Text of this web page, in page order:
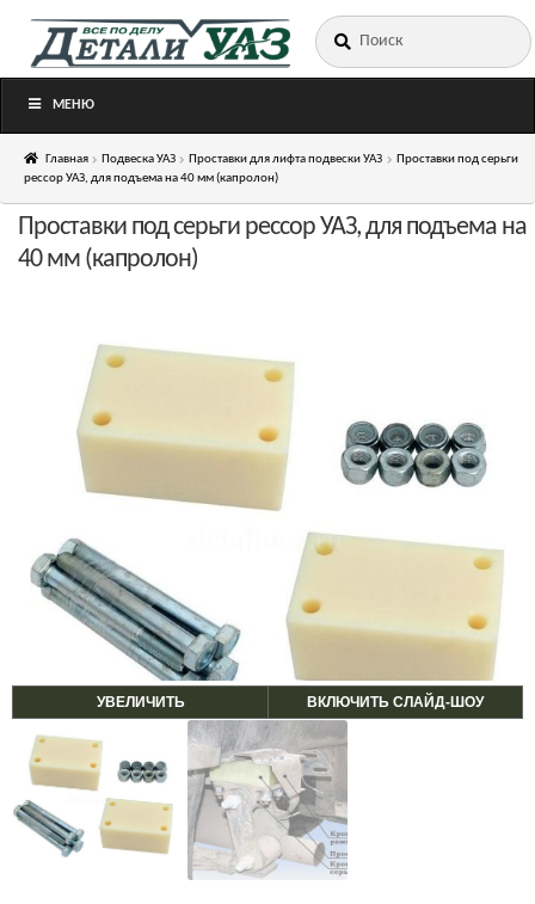
Перейти
Перейти
Искать:
МЕНЮ
Главная Подвеска УАЗ Проставки для лифта подвески УАЗ
Проставки под серьги
рессор УАЗ, для подъема на 40 мм (капролон)
УВЕЛИЧИТЬ ВКЛЮЧИТЬ СЛАЙД-ШОУ
Проставки под серьги рессор УАЗ, для подъема на
40 мм (капролон)